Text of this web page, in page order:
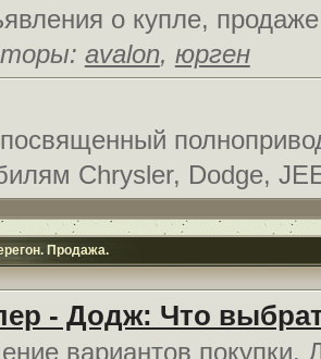
о купле,
avalon, юрген
Chrysler, Dodge,
Продажа.
- Додж: Что
вариантов покупки.